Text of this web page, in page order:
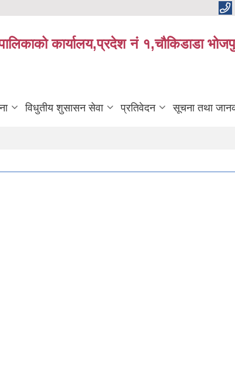
कार्यालय,प्रदेश नं १,चौकिडाडा
विधुतीय शुसासन सेवा प्रतिवेदन सूचना तथा